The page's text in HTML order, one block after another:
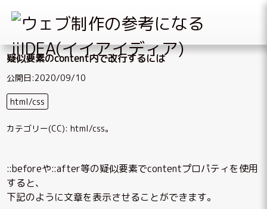
Skip
to
content
疑似要素のcontent内で改行するには
公開日:2020/09/10
html/css
カテゴリー(CC):html/css。
::beforeや::after等の疑似要素でcontentプロパティを使用
すると、
下記のように文章を表示させることができます。